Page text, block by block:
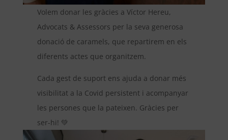
Volem donar les gràcies a Víctor Hereu,
Advocats & Assessors per la seva generosa
donació de caramels, que repartirem en els
diferents actes que organitzem.
Cada gest de suport ens ajuda a donar més
visibilitat a la Covid persistent i acompanyar
les persones que la pateixen. Gràcies per
ser-hi! 💚